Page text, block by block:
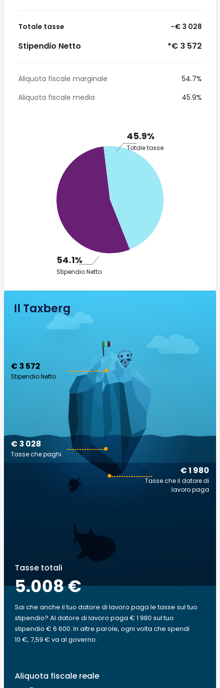
Totale tasse -€ 3 028
Stipendio Netto *€ 3 572
Aliquota fiscale marginale
54.7%
Aliquota fiscale media
45.9%
45.9%
Totale tasse
54.1%
Stipendio Netto
Il Taxberg
€ 3 572
Stipendio Netto
€ 1 980
Tasse che il datore di
lavoro paga
€ 3 028
Tasse che paghi
Tasse totali
5.008 €
Sai che anche il tuo datore di lavoro paga le tasse sul tuo
stipendio? Al datore di lavoro paga € 1 980 sul tuo
stipendio € 6 600. In altre parole, ogni volta che spendi
10 €, 7,59 € va al governo.
Aliquota fiscale reale